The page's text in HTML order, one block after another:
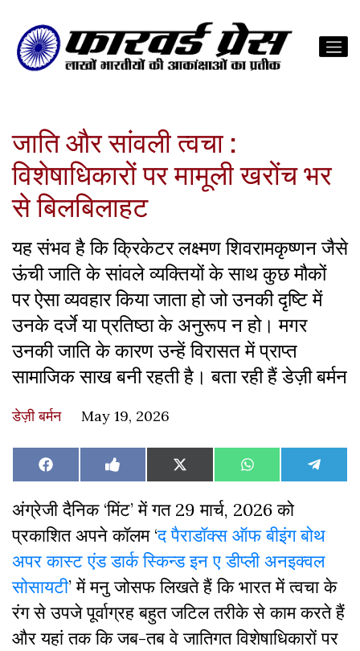
जाति और सांवली त्वचा :
विशेषाधिकारों पर मामूली खरोंच भर
से बिलबिलाहट
यह संभव है कि क्रिकेटर लक्ष्मण शिवरामकृष्णन जैसे
ऊंची जाति के सांवले व्यक्तियों के साथ कुछ मौकों
पर ऐसा व्यवहार किया जाता हो जो उनकी दृष्टि में
उनके दर्जे या प्रतिष्ठा के अनुरूप न हो। मगर
उनकी जाति के कारण उन्हें विरासत में प्राप्त
सामाजिक साख बनी रहती है। बता रही हैं डेज़ी बर्मन
डेज़ी बर्मन May 19, 2026
Share
on
Facebook Share
on
Like
on
Facebook
Share
on
X
(Twitter)
Share
on
WhatsAppShare
on
अंग्रेजी दैनिक ‘मिंट’ में गत 29 मार्च, 2026 को
प्रकाशित अपने कॉलम ‘द पैराडॉक्स ऑफ बीइंग बोथ
अपर कास्ट एंड डार्क स्किन्ड इन ए डीप्ली अनइक्वल
सोसायटी’ में मनु जोसफ लिखते हैं कि भारत में त्वचा के
रंग से उपजे पूर्वाग्रह बहुत जटिल तरीके से काम करते हैं
और यहां तक कि जब-तब वे जातिगत विशेषाधिकारों पर